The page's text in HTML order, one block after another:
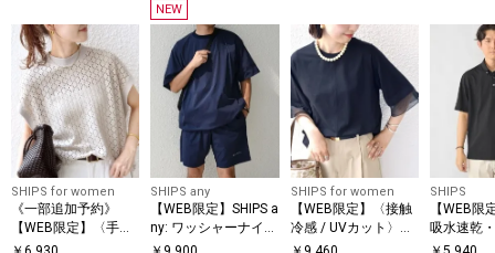
SHIPS for women
《一部追加予約》
【WEB限定】〈手洗
い可能〉アイレット
NEW
SHIPS any
【WEB限定】SHIPS a
ny: ワッシャーナイロ
ン スピンドル Tシャ
SHIPS for women
【WEB限定】〈接触
冷感 / UVカット〉シ
アー オーガンジー コ
SHIPS
【WEB限
吸水速乾
ymix（R